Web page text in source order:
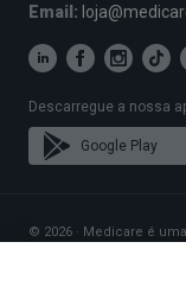
Email:
Descarregue a nossa
Google Play
© 2026 · Medicare é
sede social em Rua